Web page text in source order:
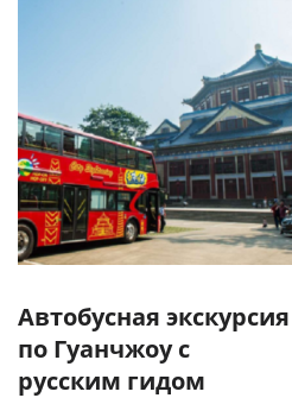
Автобусная экскурсия
по Гуанчжоу с
русским гидом